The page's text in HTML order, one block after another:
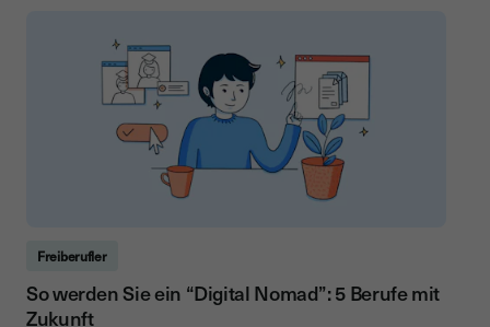
Freiberufler
So werden Sie ein “Digital Nomad”: 5 Berufe mit
Zukunft